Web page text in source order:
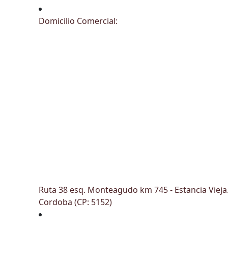
Domicilio Comercial:
Ruta 38 esq. Monteagudo km 745 - Estancia
Cordoba (CP: 5152)